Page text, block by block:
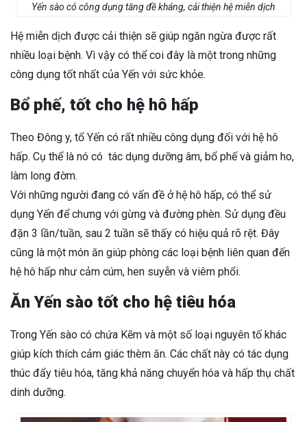
Yến sào có công dụng tăng đề kháng, cải thiện hệ miễn dịch
Hệ miễn dịch được cải thiện sẽ giúp ngăn ngừa được rất
nhiều loại bệnh. Vì vậy có thể coi đây là một trong những
công dụng tốt nhất của Yến với sức khỏe.
Bổ phế, tốt cho hệ hô hấp
Theo Đông y, tổ Yến có rất nhiều công dụng đối với hệ hô
hấp. Cụ thể là nó có tác dụng dưỡng âm, bổ phế và giảm ho,
làm long đờm.
Với những người đang có vấn đề ở hệ hô hấp, có thể sử
dụng Yến để chưng với gừng và đường phèn. Sử dụng đều
đặn 3 lần/tuần, sau 2 tuần sẽ thấy có hiệu quả rõ rệt. Đây
cũng là một món ăn giúp phòng các loại bệnh liên quan đến
hệ hô hấp như cảm cúm, hen suyễn và viêm phổi.
Ăn Yến sào tốt cho hệ tiêu hóa
Trong Yến sào có chứa Kẽm và một số loại nguyên tố khác
giúp kích thích cảm giác thèm ăn. Các chất này có tác dụng
thúc đẩy tiêu hóa, tăng khả năng chuyển hóa và hấp thụ chất
dinh dưỡng.